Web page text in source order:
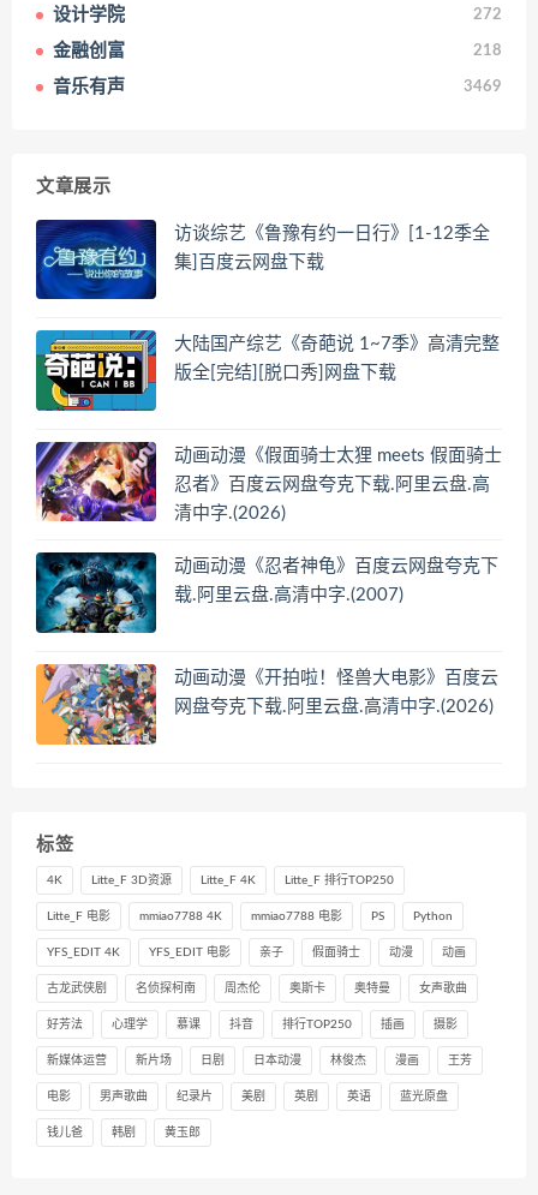
设计学院 272
金融创富 218
音乐有声 3469
文章展示
访谈综艺《鲁豫有约一日行》[1-12季全
集]百度云网盘下载
大陆国产综艺《奇葩说 1~7季》高清完整
版全[完结][脱口秀]网盘下载
动画动漫《假面骑士太狸 meets 假面骑士
忍者》百度云网盘夸克下载.阿里云盘.高
清中字.(2026)
动画动漫《忍者神龟》百度云网盘夸克下
载.阿里云盘.高清中字.(2007)
动画动漫《开拍啦！怪兽大电影》百度云
网盘夸克下载.阿里云盘.高清中字.(2026)
标签
4K Litte_F 3D资源 Litte_F 4K Litte_F 排行TOP250
Litte_F 电影 mmiao7788 4K mmiao7788 电影 PS Python
YFS_EDIT 4K YFS_EDIT 电影 亲子 假面骑士 动漫 动画
古龙武侠剧 名侦探柯南 周杰伦 奥斯卡 奥特曼 女声歌曲
好芳法 心理学 慕课 抖音 排行TOP250 插画 摄影
新媒体运营 新片场 日剧 日本动漫 林俊杰 漫画 王芳
电影 男声歌曲 纪录片 美剧 英剧 英语 蓝光原盘
钱儿爸 韩剧 黄玉郎